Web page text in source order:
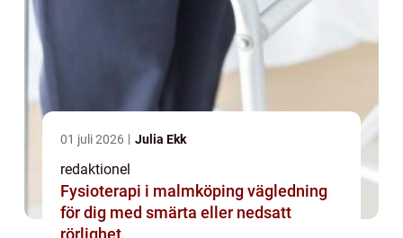
01 juli 2026 Julia Ekk
redaktionel
Fysioterapi i malmköping vägledning
för dig med smärta eller nedsatt
rörlighet